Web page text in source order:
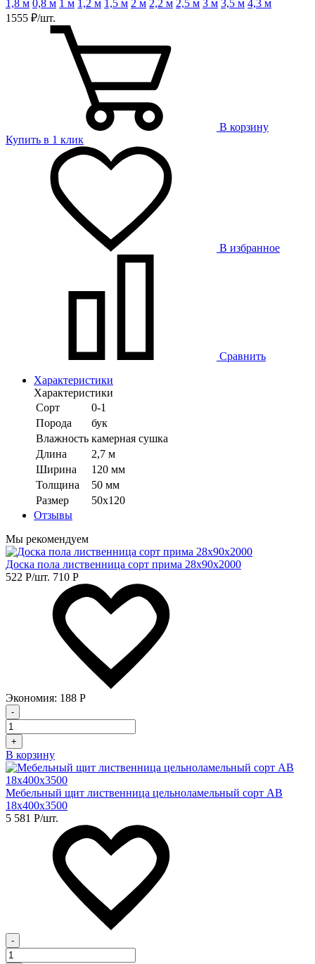
1,8 м 0,8 м 1 м 1,2 м 1,5 м 2 м 2,2 м 2,5 м 3 м 3,5 м 4,3 м
1555 ₽/шт.
В корзину
Купить в 1 клик
В избранное
Сравнить
Характеристики
Характеристики
Сорт
0-1
Порода
бук
Влажность камерная сушка
Длина
2,7 м
Ширина
120 мм
Толщина
50 мм
Размер
50х120
Отзывы
Мы рекомендуем
Доска пола лиственница сорт прима 28х90х2000
522 Р/шт. 710 Р
Экономия: 188 Р
-
+
В корзину
Мебельный щит лиственница цельноламельный сорт АВ
18х400х3500
5 581 Р/шт.
-